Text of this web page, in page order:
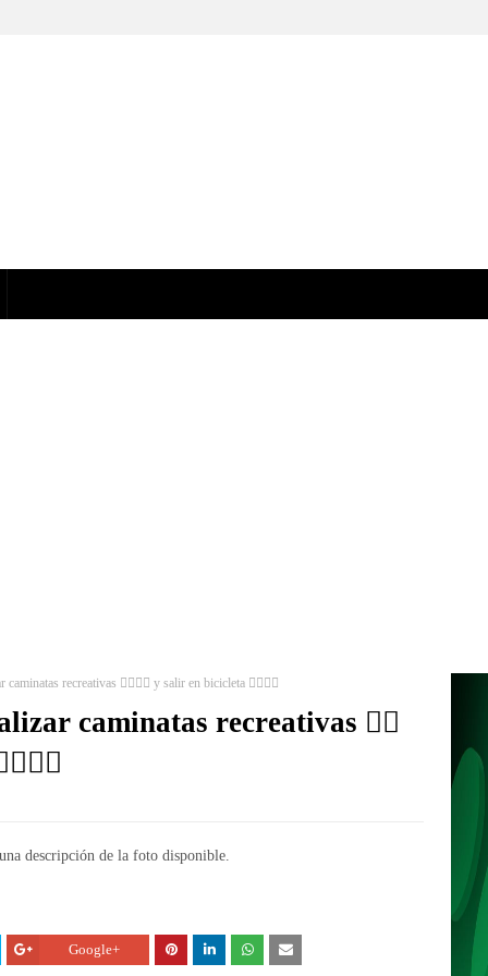
caminatas recreativas 🚶‍♂️🚶‍♀️ y salir en bicicleta 🚴‍♂️🚴‍♀️
caminatas recreativas 🚶‍♂️
Google+